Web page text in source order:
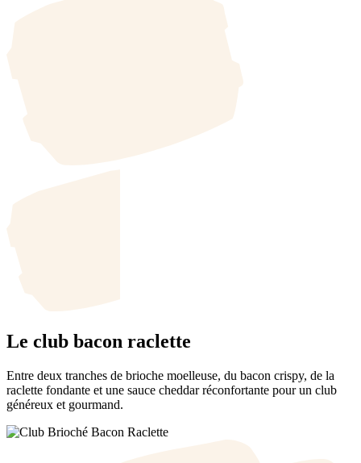
Le club bacon raclette
Entre deux tranches de brioche moelleuse, du bacon crispy, de la
raclette fondante et une sauce cheddar réconfortante pour un club
généreux et gourmand.